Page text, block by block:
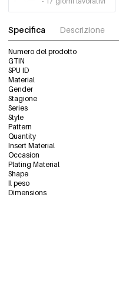
Specifica Descrizione
Numero del prodotto
GTIN
SPU ID
Material
Gender
Stagione
Series
Style
Pattern
Quantity
Insert Material
Occasion
Plating Material
Shape
Il peso
Dimensions